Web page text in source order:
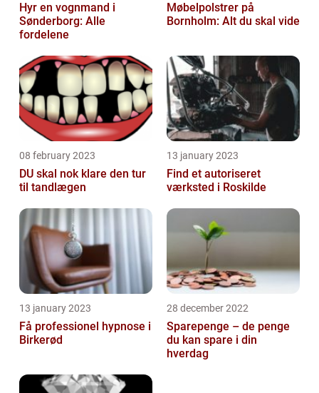
Hyr en vognmand i
Sønderborg: Alle
fordelene
Møbelpolstrer på
Bornholm: Alt du skal vide
08 february 2023
DU skal nok klare den tur
til tandlægen
13 january 2023
Find et autoriseret
værksted i Roskilde
13 january 2023
Få professionel hypnose i
Birkerød
28 december 2022
Sparepenge – de penge
du kan spare i din
hverdag